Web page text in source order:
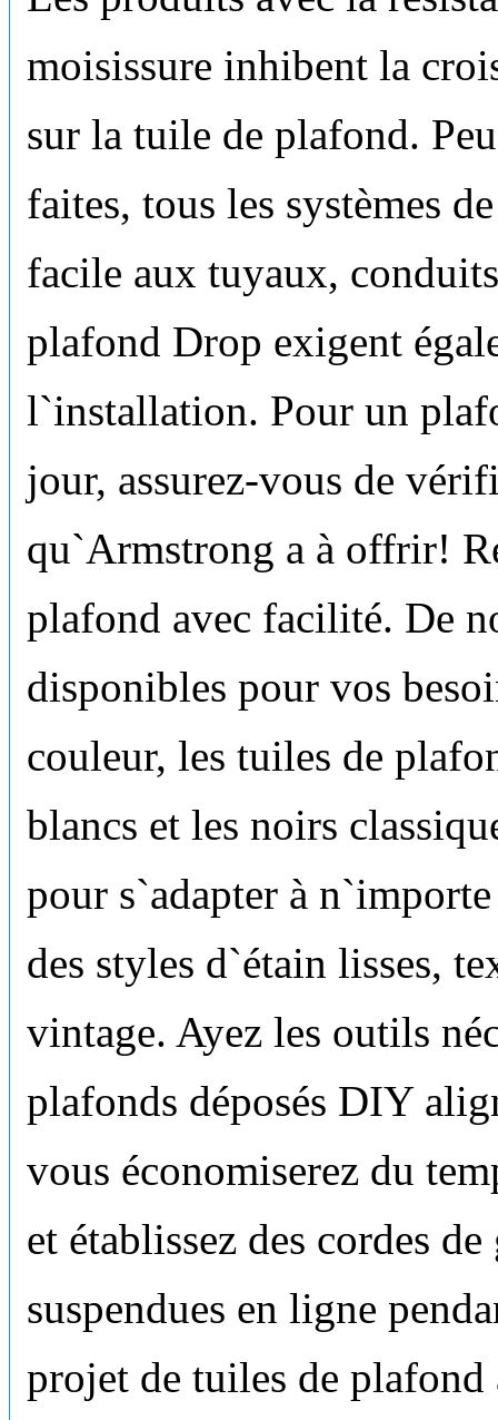
moisissure inhibent la
sur la tuile de plafond.
faites, tous les systèmes
facile aux tuyaux,
plafond Drop exigent
l`installation. Pour un
jour, assurez-vous de
qu`Armstrong a à offrir!
plafond avec facilité. De
disponibles pour vos
couleur, les tuiles de
blancs et les noirs
pour s`adapter à
des styles d`étain lisses,
vintage. Ayez les outils
plafonds déposés DIY
vous économiserez du
et établissez des cordes
suspendues en ligne
projet de tuiles de plafond